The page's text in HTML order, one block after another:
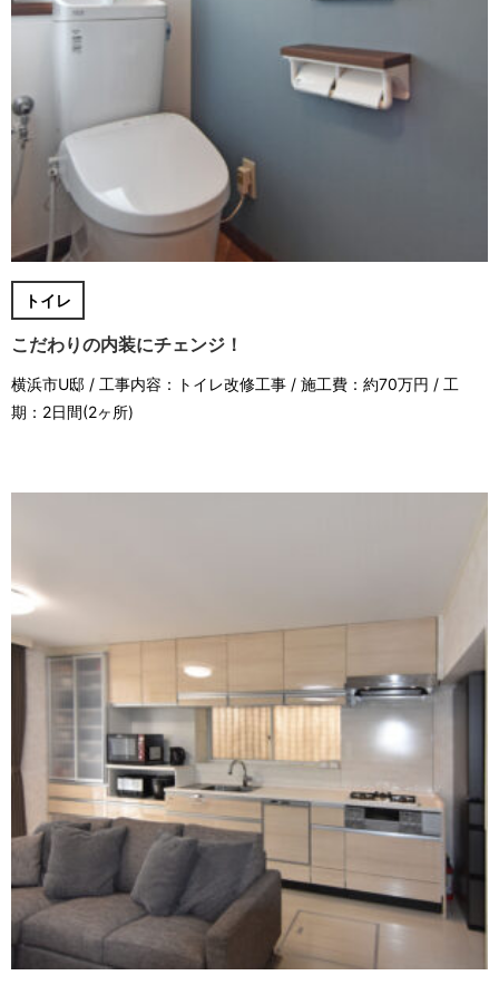
トイレ
こだわりの内装にチェンジ！
横浜市U邸 / 工事内容：トイレ改修工事 / 施工費：約70万円 / 工
期：2日間(2ヶ所)